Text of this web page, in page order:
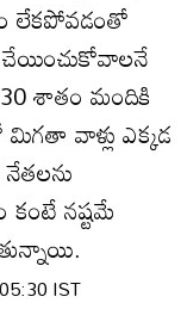
లేకపోవడంతో
చేయించుకోవాలనే
శాతం మందికి
వాళ్లు ఎక్కడ
కంటే నష్టమే
IST